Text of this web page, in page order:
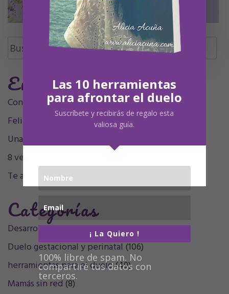
Buscar:
Entradas Recientes
Contigo siempre, siempre en mí, mamá.
Feliz Undécimo cumpleaños, Olivia
Una decada sintigo
8 velitas, 9 plumitas
Te acompaño en el sentimiento
Categorías
Desarrollo personal(32)
Duelo gestacional y perinatal(106)
herramientas para el duelo(49)
Mamás sin red(8)
Las 10 herramientas
para afrontar el duelo
Suscríbete y recibirás de regalo esta
valiosa guía.
¡ La Quiero !
100% libre de spam. No
compartiré tus datos con
terceros.